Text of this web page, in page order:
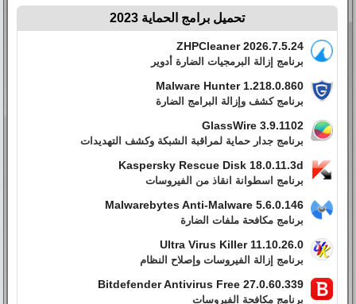
تحميل برامج الحماية 2023
ZHPCleaner 2026.7.5.24
برنامج إزالة البرمجيات الضارة أدوير
Malware Hunter 1.218.0.860
برنامج كشف وإزالة البرامج الضارة
GlassWire 3.9.1102
برنامج جدار حماية لمراقبة الشبكة وكشف التهديدات
Kaspersky Rescue Disk 18.0.11.3d
برنامج اسطوانة انقاذ من الفيروسات
Malwarebytes Anti-Malware 5.6.0.146
برنامج مكافحة ملفات الضارة
Ultra Virus Killer 11.10.26.0
برنامج إزالة الفيروسات وإصلاح النظام
Bitdefender Antivirus Free 27.0.60.339
برنامج مكافحة الفيروسات